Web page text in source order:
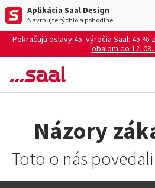
Aplikácia Saal Design
Navrhujte rýchlo a pohodlne.
Pokračujú oslavy 45. výročia Saal: 45 %
obalom do 12. 08.
Názory
Toto o nás